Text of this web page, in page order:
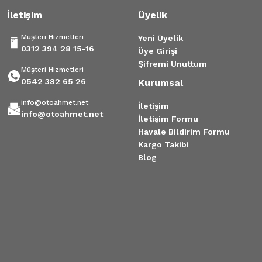
İletişim
Müşteri Hizmetleri
0312 394 28 15-16
Müşteri Hizmetleri
0542 382 65 26
info@otoahmet.net
info@otoahmet.net
Üyelik
Yeni Üyelik
Üye Girişi
Şifremi Unuttum
Kurumsal
İletişim
İletişim Formu
Havale Bildirim Formu
Kargo Takibi
Blog